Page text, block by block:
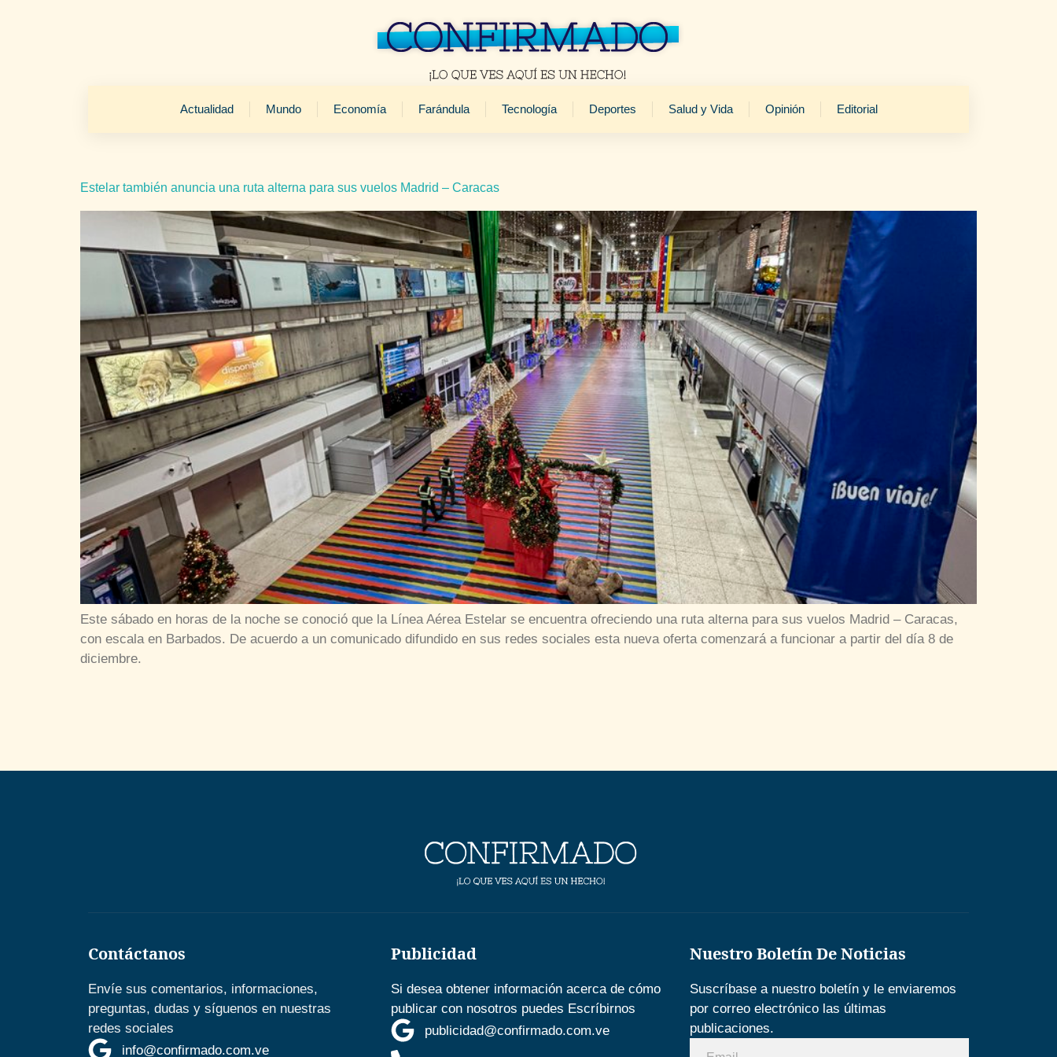
Actualidad Mundo Economía Farándula Tecnología Deportes Salud y Vida Opinión Editorial
Estelar también anuncia una ruta alterna para sus vuelos Madrid – Caracas
Este sábado en horas de la noche se conoció que la Línea Aérea Estelar se encuentra ofreciendo una ruta alterna para sus vuelos Madrid – Caracas,
con escala en Barbados. De acuerdo a un comunicado difundido en sus redes sociales esta nueva oferta comenzará a funcionar a partir del día 8 de
diciembre.
Contáctanos
Envíe sus comentarios, informaciones,
preguntas, dudas y síguenos en nuestras
redes sociales
info@confirmado.com.ve
Publicidad
Si desea obtener información acerca de cómo
publicar con nosotros puedes Escríbirnos
publicidad@confirmado.com.ve
Nuestro Boletín De Noticias
Suscríbase a nuestro boletín y le enviaremos
por correo electrónico las últimas
publicaciones.